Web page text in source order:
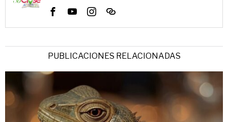
PUBLICACIONES RELACIONADAS